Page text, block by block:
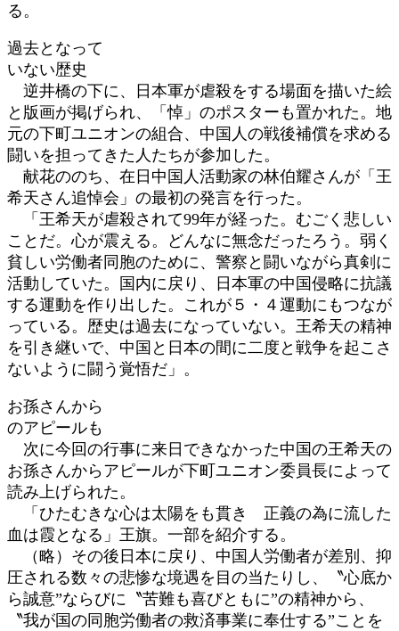
る。
過去となって
いない歴史
逆井橋の下に、日本軍が虐殺をする場面を描いた絵
と版画が掲げられ、「悼」のポスターも置かれた。地
元の下町ユニオンの組合、中国人の戦後補償を求める
闘いを担ってきた人たちが参加した。
献花ののち、在日中国人活動家の林伯耀さんが「王
希天さん追悼会」の最初の発言を行った。
「王希天が虐殺されて99年が経った。むごく悲しい
ことだ。心が震える。どんなに無念だったろう。弱く
貧しい労働者同胞のために、警察と闘いながら真剣に
活動していた。国内に戻り、日本軍の中国侵略に抗議
する運動を作り出した。これが５・４運動にもつなが
っている。歴史は過去になっていない。王希天の精神
を引き継いで、中国と日本の間に二度と戦争を起こさ
ないように闘う覚悟だ」。
お孫さんから
のアピールも
次に今回の行事に来日できなかった中国の王希天の
お孫さんからアピールが下町ユニオン委員長によって
読み上げられた。
「ひたむきな心は太陽をも貫き 正義の為に流した
血は霞となる」王旗。一部を紹介する。
（略）その後日本に戻り、中国人労働者が差別、抑
圧される数々の悲惨な境遇を目の当たりし、〝心底か
ら誠意”ならびに〝苦難も喜びともに”の精神から、
〝我が国の同胞労働者の救済事業に奉仕する”ことを